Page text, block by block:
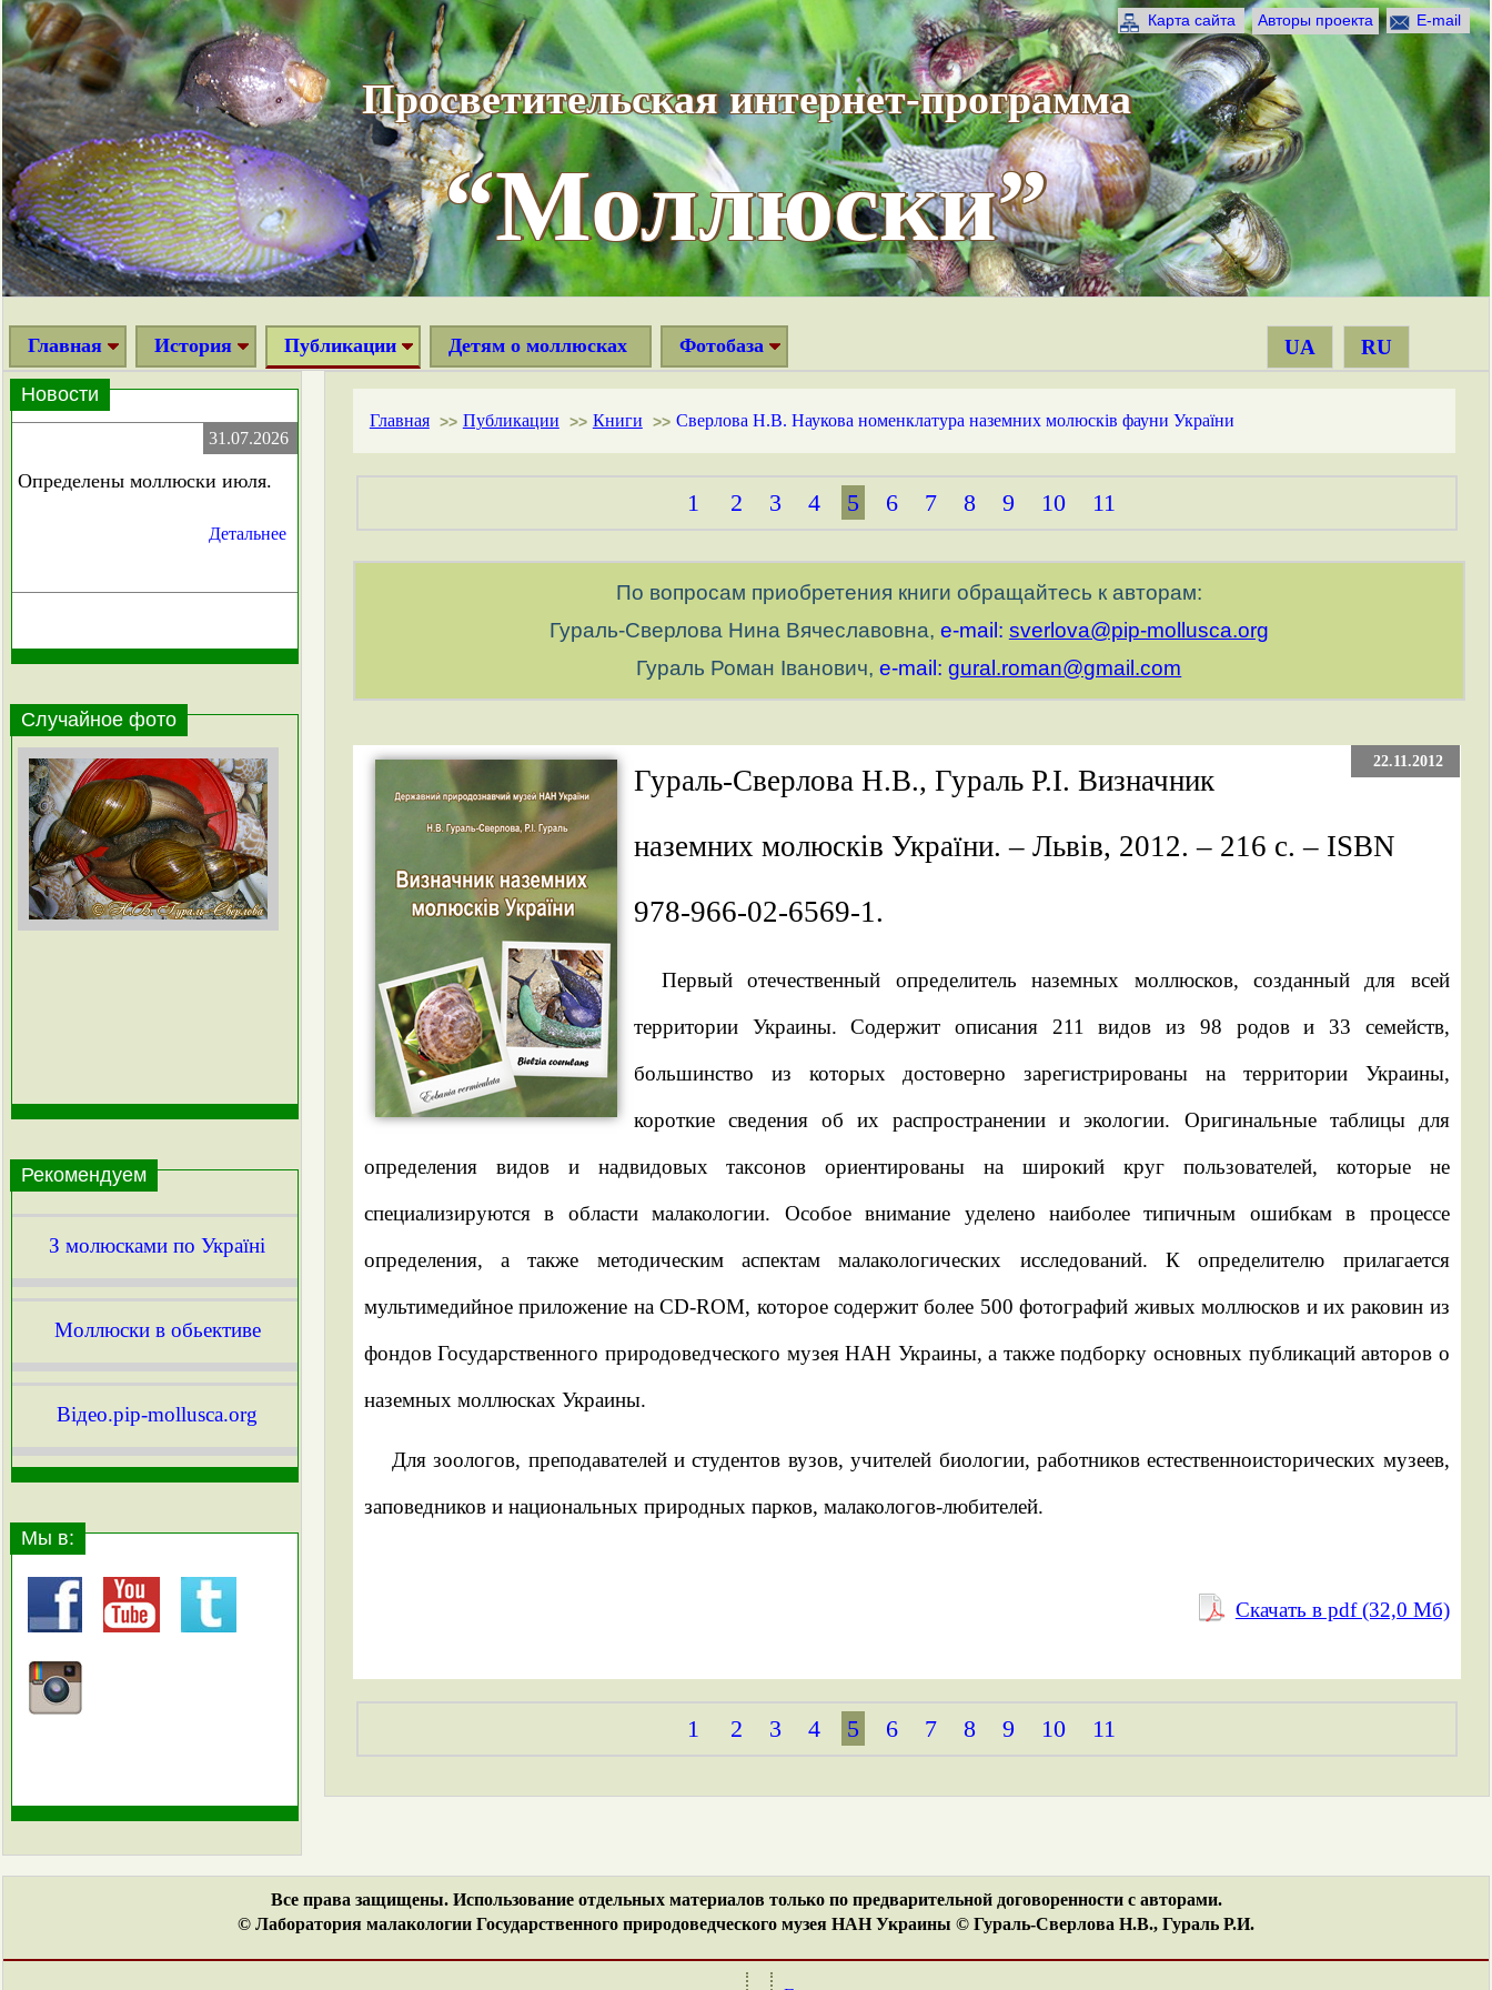
Карта сайта Авторы проекта E-mail
Просветительская интернет-программа
“Моллюски”
Главная История Публикации Детям о моллюсках Фотобаза UA RU
Новости
31.07.2026
Определены моллюски июля.
Детальнее
Случайное фото
Рекомендуем
З молюсками по Україні
Моллюски в обьективе
Вiдео.pip-mollusca.org
Мы в:
Главная >> Публикации >> Книги >> Сверлова Н.В. Наукова номенклатура наземних молюсків фауни України
1 2 3 4 5 6 7 8 9 10 11
По вопросам приобретения книги обращайтесь к авторам:
Гураль-Сверлова Нина Вячеславовна, e-mail: sverlova@pip-mollusca.org
Гураль Роман Іванович,e-mail: gural.roman@gmail.com
22.11.2012
Гураль-Сверлова Н.В., Гураль Р.І. Визначник
наземних молюсків України. – Львів, 2012. – 216 с. – ISBN
978-966-02-6569-1.
Первый отечественный определитель наземных моллюсков, созданный для всей
территории Украины. Содержит описания 211 видов из 98 родов и 33 семейств,
большинство из которых достоверно зарегистрированы на территории Украины,
короткие сведения об их распространении и экологии. Оригинальные таблицы для
определения видов и надвидовых таксонов ориентированы на широкий круг пользователей, которые не
специализируются в области малакологии. Особое внимание уделено наиболее типичным ошибкам в процессе
определения, а также методическим аспектам малакологических исследований. К определителю прилагается
мультимедийное приложение на CD-ROM, которое содержит более 500 фотографий живых моллюсков и их раковин из
фондов Государственного природоведческого музея НАН Украины, а также подборку основных публикаций авторов о
наземных моллюсках Украины.
Для зоологов, преподавателей и студентов вузов, учителей биологии, работников естественноисторических музеев,
заповедников и национальных природных парков, малакологов-любителей.
Скачать в pdf (32,0 Mб)
1 2 3 4 5 6 7 8 9 10 11
Все права защищены. Использование отдельных материалов только по предварительной договоренности с авторами.
© Лаборатория малакологии Государственного природоведческого музея НАН Украины © Гураль-Сверлова Н.В., Гураль Р.И.